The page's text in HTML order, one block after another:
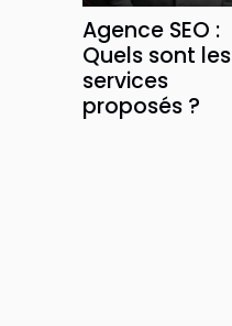
Agence SEO :
Quels sont les
services
proposés ?